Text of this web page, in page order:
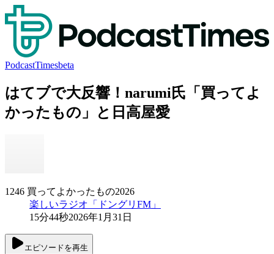
PodcastTimesbeta
はてブで大反響！narumi氏「買ってよ
かったもの」と日高屋愛
1246 買ってよかったもの2026
楽しいラジオ「ドングリFM」
15分44秒2026年1月31日
エピソードを再生